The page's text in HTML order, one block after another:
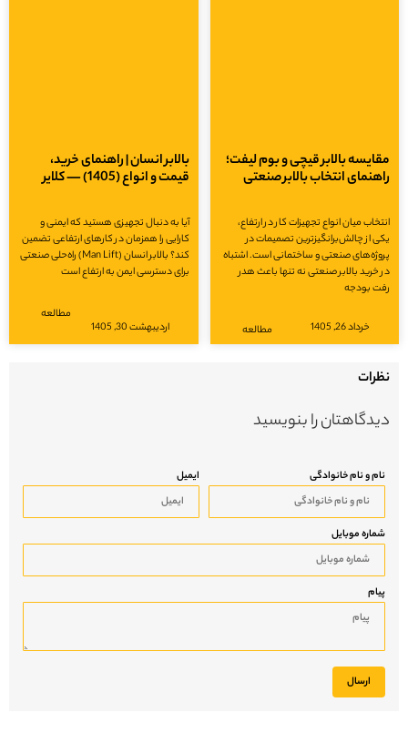
بالابر قیچی و بوم لیفت؛
انتخاب بالابر صنعتی
میان انواع تجهیزات کار در ارتفاع،
از چالش‌برانگیزترین تصمیمات در
صنعتی و ساختمانی است. اشتباه
بالابر صنعتی نه تنها باعث هدر
بودجه
مطالعه
بالابر انسان | راهنمای خرید،
قیمت و انواع (1405) — کلایر
آیا به دنبال تجهیزی هستید که ایمنی و
کارایی را همزمان در کارهای ارتفاعی تضمین
کند؟ بالابر انسان (Man Lift) راه‌حلی صنعتی
برای دسترسی ایمن به ارتفاع است
مطالعه
اردیبهشت 30, 1405
را بنویسید
و نام خانوادگی
موبایل